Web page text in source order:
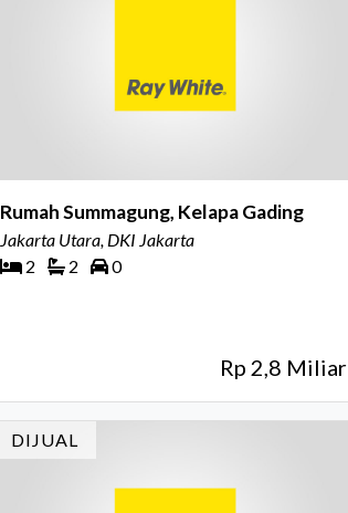
Rumah Summagung, Kelapa Gading
Jakarta Utara, DKI Jakarta
2
2 0
Rp 2,8 Miliar
DIJUAL